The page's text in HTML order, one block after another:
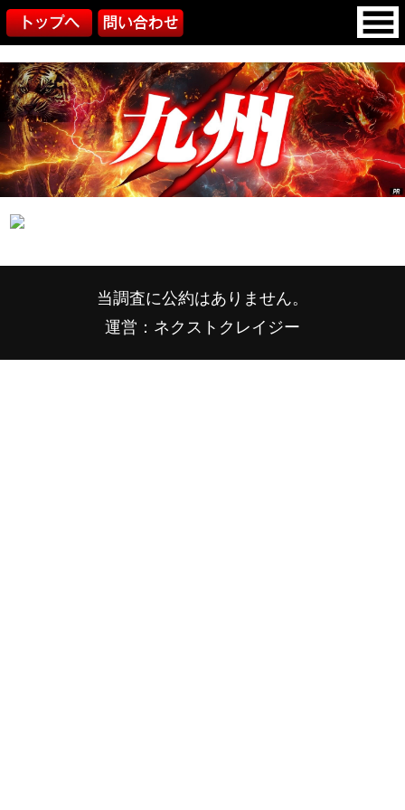
当調査に公約はありません。
運営：ネクストクレイジー